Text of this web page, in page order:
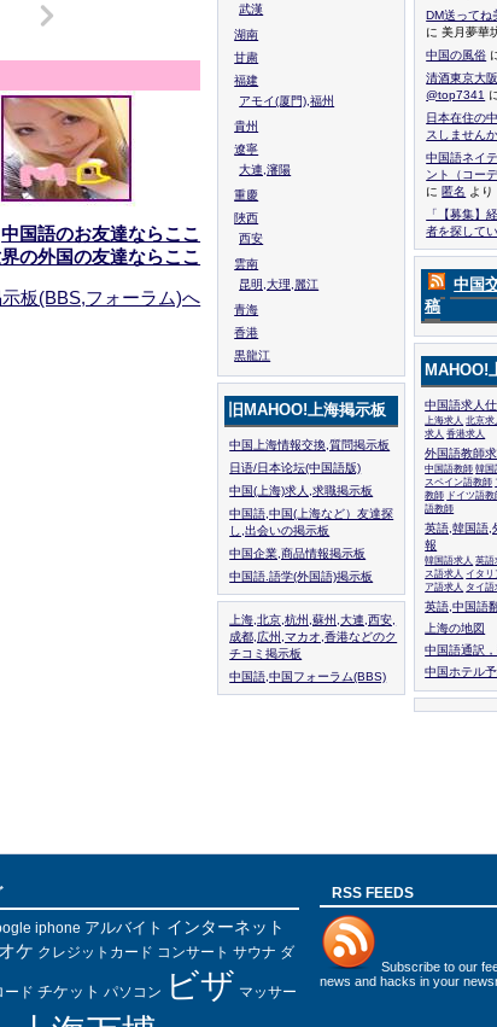
中国語のお友達ならここ
の外国の友達ならここ
板(BBS,フォーラム)へ
武漢
湖南
甘粛
福建
アモイ(厦門),福州
貴州
遼寧
大連,瀋陽
重慶
陜西
西安
雲南
昆明,大理,麗江
青海
香港
黒龍江
旧MAHOO!上海掲示板
中国上海情報交換,質問掲示板
日语/日本论坛(中国語版)
中国(上海)求人,求職掲示板
中国語,中国(上海など）友達探
し,出会いの掲示板
中国企業,商品情報掲示板
中国語.語学(外国語)掲示板
上海,北京,杭州,蘇州,大連,西安,
成都,広州,マカオ,香港などのク
チコミ掲示板
中国語,中国フォーラム(BBS)
DM送ってね
に 美月夢華
中国の風俗
清酒東京大
@top7341
日本在住の
スしません
中国語ネイ
ント（コー
に 匿名 より
「【募集】
者を探してい
中国
稿
MAHOO!
中国語求人
上海求人 北京求
求人 香港求人
外国語教師
中国語教師 韓国
スペイン語教師
教師 ドイツ語教
語教師
英語,韓国語,
報
韓国語求人 英語
ス語求人 イタリ
ア語求人 タイ語
英語,中国語
上海の地図
中国語通訳
中国ホテル
iphone アルバイト インターネット
ケ クレジットカード コンサート サウナ ダ
ード チケット パソコン ビザ マッサー
RSS FEEDS
Subscribe to our
news and hacks in your